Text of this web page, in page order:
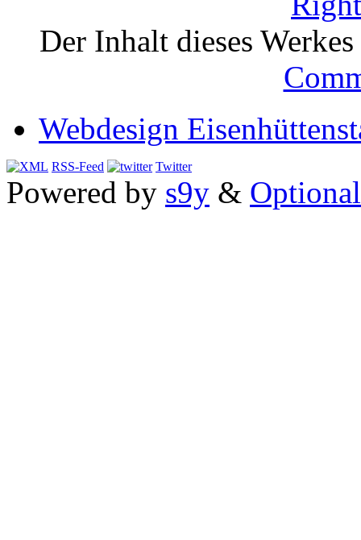
Der Inhalt dieses
Webdesign
RSS-Feed Twitter
Powered by s9y &